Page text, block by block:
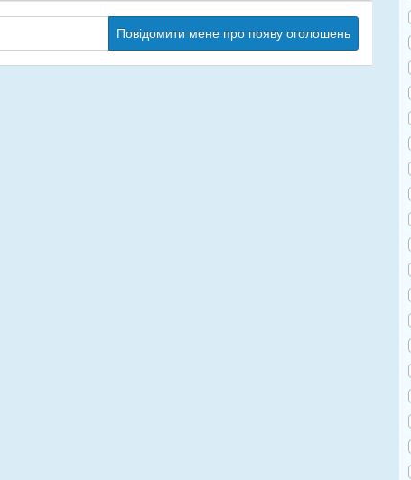
Повідомити мене про появу оголошень